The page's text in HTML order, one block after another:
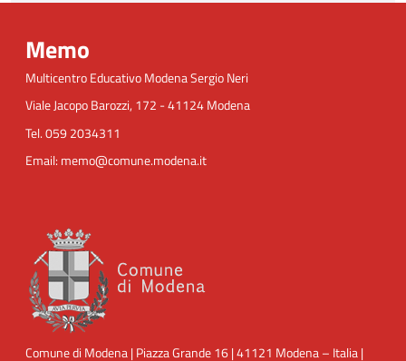
Memo
Multicentro Educativo Modena Sergio Neri
Viale Jacopo Barozzi, 172 - 41124 Modena
Tel. 059 2034311
Email: memo@comune.modena.it
Comune di Modena | Piazza Grande 16 | 41121 Modena – Italia |